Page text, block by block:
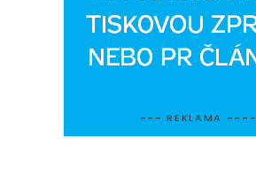
--- REKLAMA ----